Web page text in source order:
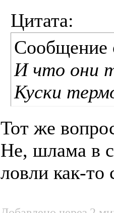
Цитата:
Сообщение
И что они
Куски
Тот же
Не, шлама в
ловли как-